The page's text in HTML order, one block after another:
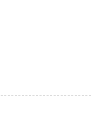
性あり
ドル（小さ